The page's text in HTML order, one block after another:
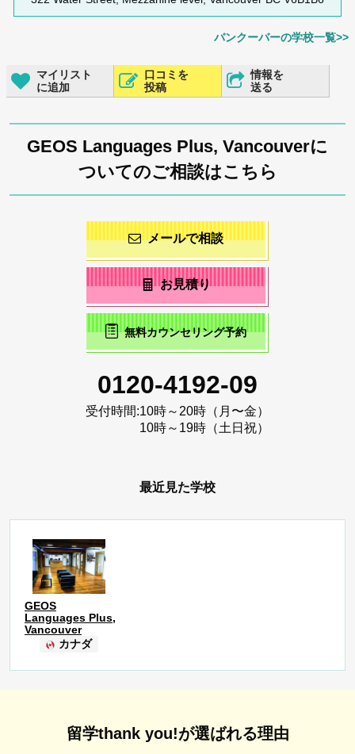
バンクーバーの学校一覧>>
マイリスト
に追加
口コミを
投稿
情報を
送る
GEOS Languages Plus, Vancouverに
ついてのご相談はこちら
メールで相談
お見積り
無料カウンセリング予約
0120-4192-09
受付時間:10時～20時（月〜金）
10時～19時（土日祝）
最近見た学校
GEOS
Languages Plus,
Vancouver
カナダ
留学thank you!が選ばれる理由